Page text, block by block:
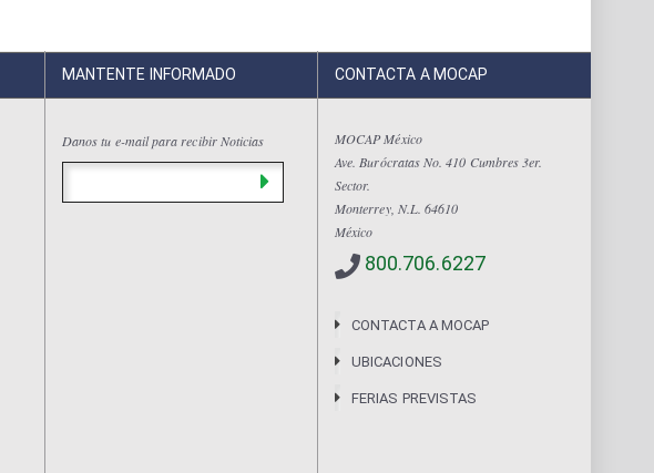
MANTENTE INFORMADO
Danos tu e-mail para recibir Noticias
CONTACTA A MOCAP
MOCAP México
Ave. Burócratas No. 410 Cumbres 3er.
Sector.
Monterrey, N.L. 64610
México
800.706.6227
CONTACTA A MOCAP
UBICACIONES
FERIAS PREVISTAS